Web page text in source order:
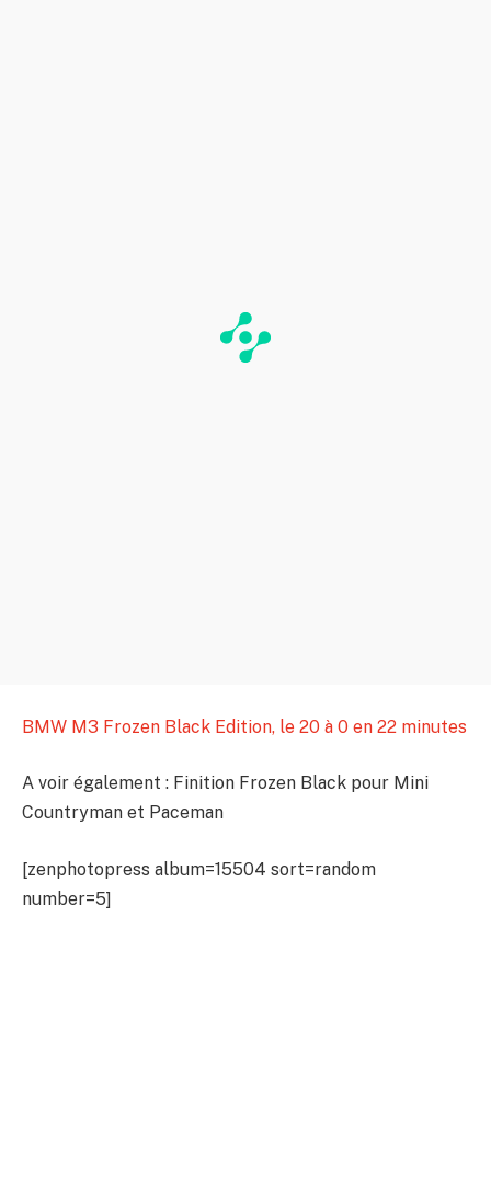
BMW M3 Frozen Black Edition, le 20 à 0 en 22 minutes
A voir également : Finition Frozen Black pour Mini
Countryman et Paceman
[zenphotopress album=15504 sort=random
number=5]